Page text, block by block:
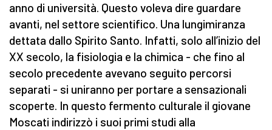
anno di università. Questo voleva dire guardare
avanti, nel settore scientifico. Una lungimiranza
dettata dallo Spirito Santo. Infatti, solo all’inizio del
XX secolo, la fisiologia e la chimica - che fino al
secolo precedente avevano seguito percorsi
separati - si uniranno per portare a sensazionali
scoperte. In questo fermento culturale il giovane
Moscati indirizzò i suoi primi studi alla